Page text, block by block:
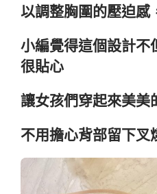
以調整胸圍的壓迫感
小編覺得這個設計不
很貼心
讓女孩們穿起來美美
不用擔心背部留下叉